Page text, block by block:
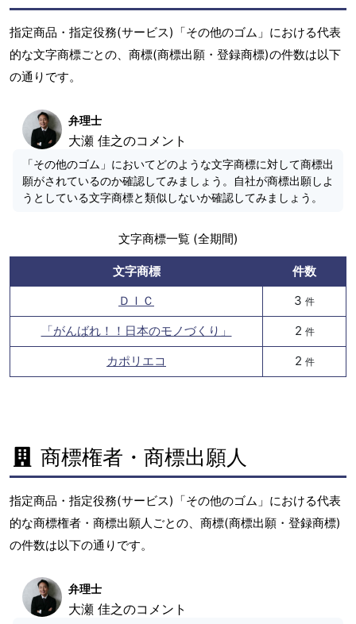
指定商品・指定役務(サービス)「その他のゴム」における代表
的な文字商標ごとの、商標(商標出願・登録商標)の件数は以下
の通りです。
弁理士
大瀬 佳之のコメント
「その他のゴム」においてどのような文字商標に対して商標出
願がされているのか確認してみましょう。自社が商標出願しよ
うとしている文字商標と類似しないか確認してみましょう。
文字商標一覧 (全期間)
文字商標
件数
ＤＩＣ
3 件
「がんばれ！！日本のモノづくり」 2 件
カポリエコ 2 件
商標権者・商標出願人
指定商品・指定役務(サービス)「その他のゴム」における代表
的な商標権者・商標出願人ごとの、商標(商標出願・登録商標)
の件数は以下の通りです。
弁理士
大瀬 佳之のコメント